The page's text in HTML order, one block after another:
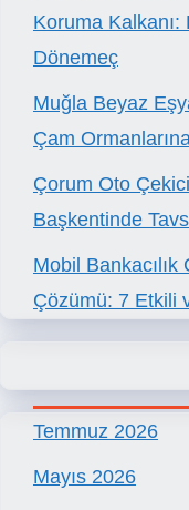
Koruma
Dönemeç
Muğla Beyaz
Çam
Çorum Oto
Başkentinde
Mobil Bankacılık
Çözümü: 7 Etkili
Temmuz 2026
Mayıs 2026